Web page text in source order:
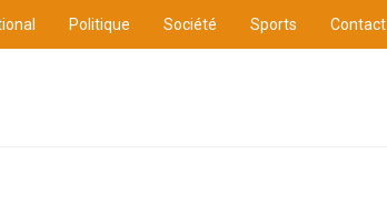
Politique Société Sports Contact